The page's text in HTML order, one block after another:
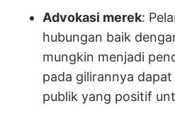
Advokasi merek:
hubungan baik
mungkin menjadi
pada gilirannya
publik yang positif